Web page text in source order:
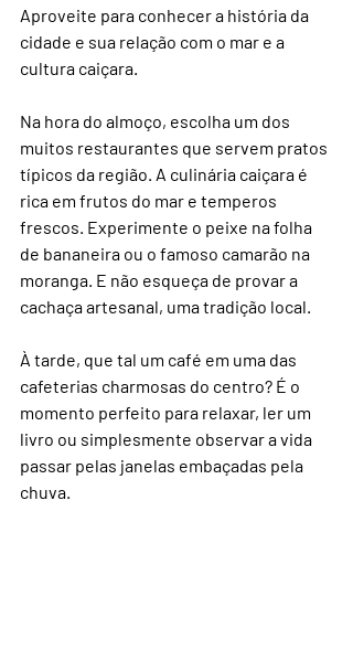
Aproveite para conhecer a história da
cidade e sua relação com o mar e a
cultura caiçara.
Na hora do almoço, escolha um dos
muitos restaurantes que servem pratos
típicos da região. A culinária caiçara é
rica em frutos do mar e temperos
frescos. Experimente o peixe na folha
de bananeira ou o famoso camarão na
moranga. E não esqueça de provar a
cachaça artesanal, uma tradição local.
À tarde, que tal um café em uma das
cafeterias charmosas do centro? É o
momento perfeito para relaxar, ler um
livro ou simplesmente observar a vida
passar pelas janelas embaçadas pela
chuva.